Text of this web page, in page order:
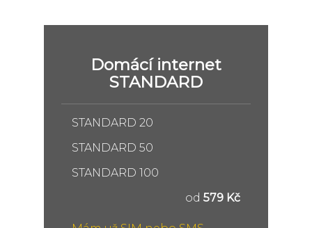
Domácí internet
STANDARD
STANDARD 20
STANDARD 50
STANDARD 100
od 579 Kč